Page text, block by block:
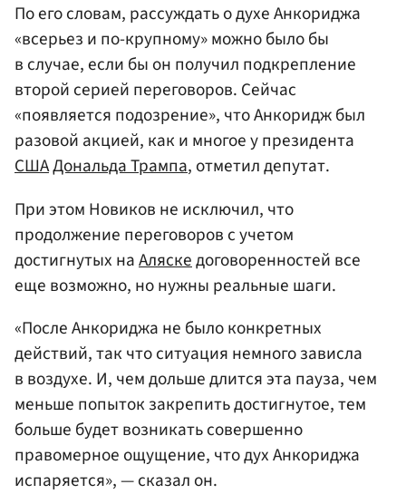
По его словам, рассуждать о духе Анкориджа
«всерьез и по-крупному» можно было бы
в случае, если бы он получил подкрепление
второй серией переговоров. Сейчас
«появляется подозрение», что Анкоридж был
разовой акцией, как и многое у президента
СШАДональда Трампа, отметил депутат.
При этом Новиков не исключил, что
продолжение переговоров с учетом
достигнутых наАляскедоговоренностей все
еще возможно, но нужны реальные шаги.
«После Анкориджа не было конкретных
действий, так что ситуация немного зависла
в воздухе. И, чем дольше длится эта пауза, чем
меньше попыток закрепить достигнутое, тем
больше будет возникать совершенно
правомерное ощущение, что дух Анкориджа
испаряется», — сказал он.